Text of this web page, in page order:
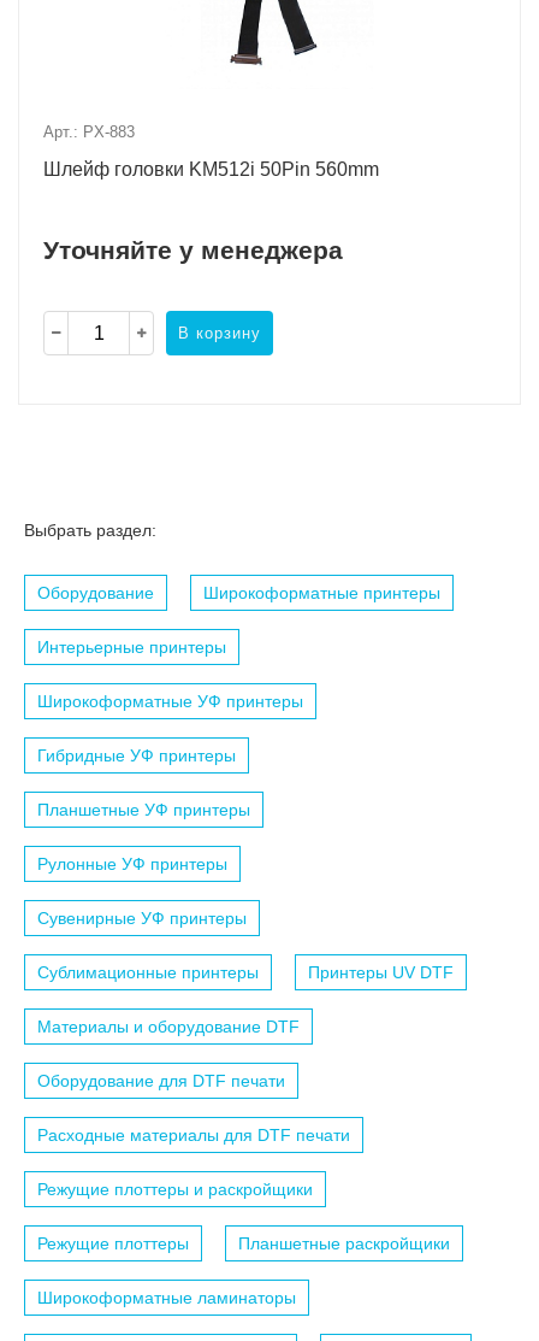
Арт.: PX-883
Шлейф головки KM512i 50Pin 560mm
Уточняйте у менеджера
В корзину
Выбрать раздел:
Оборудование Широкоформатные принтеры
Интерьерные принтеры
Широкоформатные УФ принтеры
Гибридные УФ принтеры
Планшетные УФ принтеры
Рулонные УФ принтеры
Сувенирные УФ принтеры
Сублимационные принтеры Принтеры UV DTF
Материалы и оборудование DTF
Оборудование для DTF печати
Расходные материалы для DTF печати
Режущие плоттеры и раскройщики
Режущие плоттеры Планшетные раскройщики
Широкоформатные ламинаторы